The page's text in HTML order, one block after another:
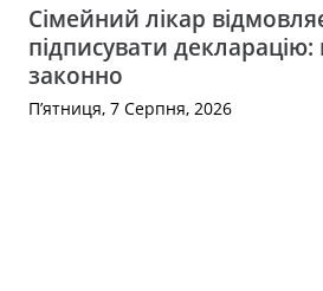
Сімейний лікар
підписувати
законно
П’ятниця, 7 Серпня, 2026